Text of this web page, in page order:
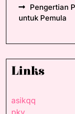
Pengertian
untuk Pemula
Links
asikqq
pkv